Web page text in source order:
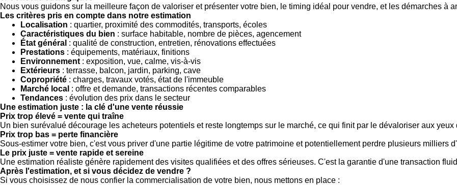
Nous vous guidons sur la meilleure façon de valoriser et présenter votre bien, le timing idéal pour vendre, et les démarches à
Les critères pris en compte dans notre estimation
Localisation : quartier, proximité des commodités, transports, écoles
Caractéristiques du bien : surface habitable, nombre de pièces, agencement
État général : qualité de construction, entretien, rénovations effectuées
Prestations : équipements, matériaux, finitions
Environnement : exposition, vue, calme, vis-à-vis
Extérieurs : terrasse, balcon, jardin, parking, cave
Copropriété : charges, travaux votés, état de l'immeuble
Marché local : offre et demande, transactions récentes comparables
Tendances : évolution des prix dans le secteur
Une estimation juste : la clé d'une vente réussie
Prix trop élevé = vente qui traîne
Un bien surévalué décourage les acheteurs potentiels et reste longtemps sur le marché, ce qui finit par le dévaloriser aux yeux
Prix trop bas = perte financière
Sous-estimer votre bien, c'est vous priver d'une partie légitime de votre patrimoine et potentiellement perdre plusieurs milliers
Le prix juste = vente rapide et sereine
Une estimation réaliste génère rapidement des visites qualifiées et des offres sérieuses. C'est la garantie d'une transaction
Après l'estimation, et si vous décidez de vendre ?
Si vous choisissez de nous confier la commercialisation de votre bien, nous mettons en place :